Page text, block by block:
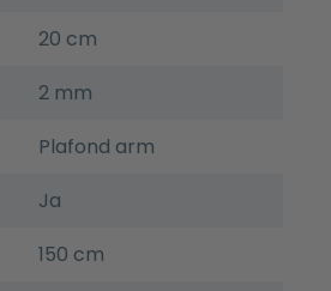
20 cm
2 mm
Plafond arm
Ja
150 cm